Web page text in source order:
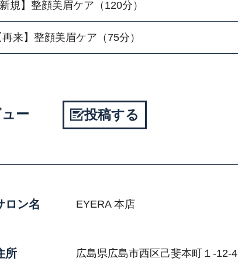
規】整顔美眉ケア（120分）
来】整顔美眉ケア（75分）
ー 投稿する
ロン名 EYERA 本店
所 広島県広島市西区己斐本町１-12-4